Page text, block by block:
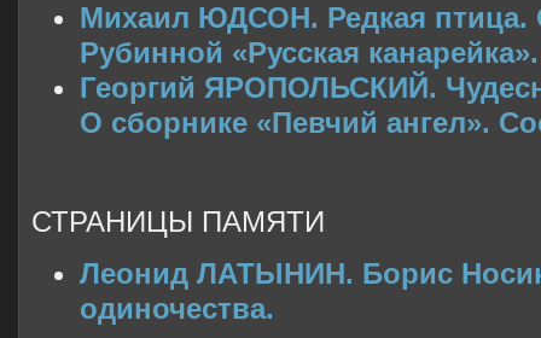
Михаил ЮДСОН. Редкая птица.
Рубинной «Русская канарейка».
Георгий ЯРОПОЛЬСКИЙ.
О сборнике «Певчий ангел».
СТРАНИЦЫ ПАМЯТИ
Леонид ЛАТЫНИН. Борис
одиночества.